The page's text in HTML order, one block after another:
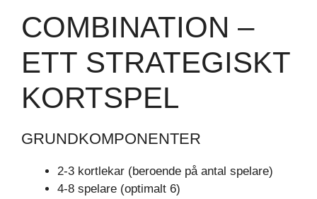
COMBINATION –
ETT STRATEGISKT
KORTSPEL
GRUNDKOMPONENTER
2-3 kortlekar (beroende på antal spelare)
4-8 spelare (optimalt 6)